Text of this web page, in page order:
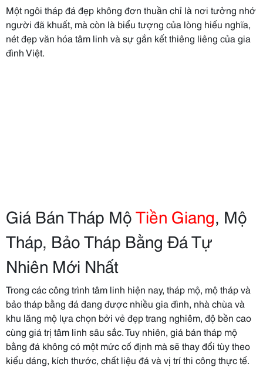
Một ngôi tháp đá đẹp không đơn thuần chỉ là nơi tưởng nhớ
người đã khuất, mà còn là biểu tượng của lòng hiếu nghĩa,
nét đẹp văn hóa tâm linh và sự gắn kết thiêng liêng của gia
đình Việt.
Giá Bán Tháp MộTiền Giang, Mộ
Tháp, Bảo Tháp Bằng Đá Tự
Nhiên Mới Nhất
Trong các công trình tâm linh hiện nay, tháp mộ, mộ tháp và
bảo tháp bằng đá đang được nhiều gia đình, nhà chùa và
khu lăng mộ lựa chọn bởi vẻ đẹp trang nghiêm, độ bền cao
cùng giá trị tâm linh sâu sắc. Tuy nhiên, giá bán tháp mộ
bằng đá không có một mức cố định mà sẽ thay đổi tùy theo
kiểu dáng, kích thước, chất liệu đá và vị trí thi công thực tế.